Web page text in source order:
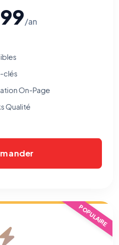
/an
clés
On-Page
Qualité
POPULAIRE
Ils ne